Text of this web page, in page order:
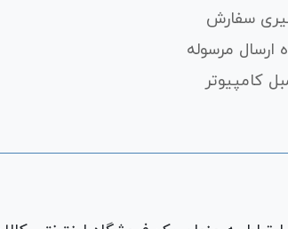
سفارش
ارسال مرسوله
کامپیوتر